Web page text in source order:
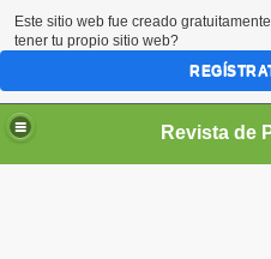
Este sitio web fue creado
tener tu propio sitio web?